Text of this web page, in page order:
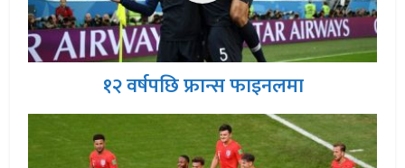
१२ वर्षपछि फ्रान्स फाइनलमा